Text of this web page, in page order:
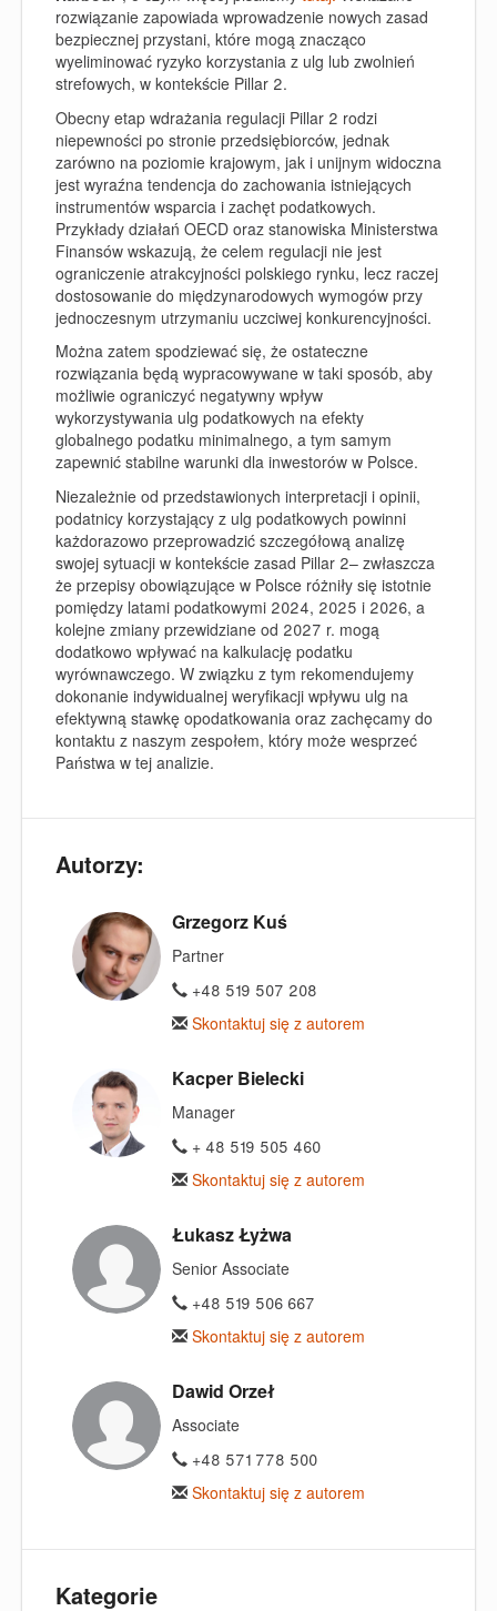
rozwiązanie zapowiada wprowadzenie nowych zasad
bezpiecznej przystani, które mogą znacząco
wyeliminować ryzyko korzystania z ulg lub zwolnień
strefowych, w kontekście Pillar 2.
Obecny etap wdrażania regulacji Pillar 2 rodzi
niepewności po stronie przedsiębiorców, jednak
zarówno na poziomie krajowym, jak i unijnym widoczna
jest wyraźna tendencja do zachowania istniejących
instrumentów wsparcia i zachęt podatkowych.
Przykłady działań OECD oraz stanowiska Ministerstwa
Finansów wskazują, że celem regulacji nie jest
ograniczenie atrakcyjności polskiego rynku, lecz raczej
dostosowanie do międzynarodowych wymogów przy
jednoczesnym utrzymaniu uczciwej konkurencyjności.
Można zatem spodziewać się, że ostateczne
rozwiązania będą wypracowywane w taki sposób, aby
możliwie ograniczyć negatywny wpływ
wykorzystywania ulg podatkowych na efekty
globalnego podatku minimalnego, a tym samym
zapewnić stabilne warunki dla inwestorów w Polsce.
Niezależnie od przedstawionych interpretacji i opinii,
podatnicy korzystający z ulg podatkowych powinni
każdorazowo przeprowadzić szczegółową analizę
swojej sytuacji w kontekście zasad Pillar 2– zwłaszcza
że przepisy obowiązujące w Polsce różniły się istotnie
pomiędzy latami podatkowymi 2024, 2025 i 2026, a
kolejne zmiany przewidziane od 2027 r. mogą
dodatkowo wpływać na kalkulację podatku
wyrównawczego. W związku z tym rekomendujemy
dokonanie indywidualnej weryfikacji wpływu ulg na
efektywną stawkę opodatkowania oraz zachęcamy do
kontaktu z naszym zespołem, który może wesprzeć
Państwa w tej analizie.
Autorzy:
Grzegorz Kuś
Partner
+48 519 507 208
Skontaktuj się z autorem
Kacper Bielecki
Manager
+ 48 519 505 460
Skontaktuj się z autorem
Łukasz Łyżwa
Senior Associate
+48 519 506 667
Skontaktuj się z autorem
Dawid Orzeł
Associate
+48 571 778 500
Skontaktuj się z autorem
Kategorie